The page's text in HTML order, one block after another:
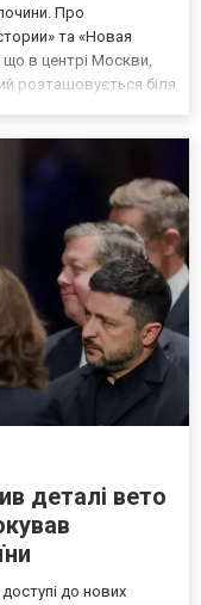
Про
та «Новая
що в центрі Москви,
розташовується біля
деталі вето
до нових